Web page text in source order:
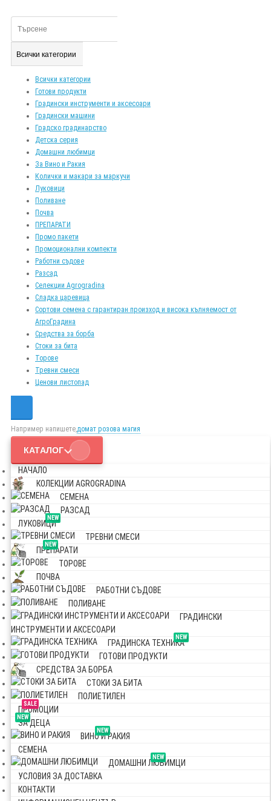
Всички категории
Всички категории
Готови продукти
Градински инструменти и аксесоари
Градински машини
Градско градинарство
Детска серия
Домашни любимци
За Вино и Ракия
Колички и макари за маркучи
Луковици
Поливане
Почва
ПРЕПАРАТИ
Промо пакети
Промоционални компекти
Работни съдове
Разсад
Селекции Agrogradina
Сладка царевица
Сортови семена с гарантиран произход и висока кълняемост от
АгроГрадина
Средства за борба
Стоки за бита
Торове
Тревни смеси
Ценови листопад
Например напишете,домат розова магия
КАТАЛОГ
НАЧАЛО
КОЛЕКЦИИ AGROGRADINA
СЕМЕНА
РАЗСАД
NEW
ЛУКОВИЦИ
ТРЕВНИ СМЕСИ
NEW
ПРЕПАРАТИ
ТОРОВЕ
ПОЧВА
РАБОТНИ СЪДОВЕ
ПОЛИВАНЕ
ГРАДИНСКИ
ИНСТРУМЕНТИ И АКСЕСОАРИ
NEW
ГРАДИНСКА ТЕХНИКА
ГОТОВИ ПРОДУКТИ
СРЕДСТВА ЗА БОРБА
СТОКИ ЗА БИТА
ПОЛИЕТИЛЕН
SALE
ПРОМОЦИИ
NEW
ЗА ДЕЦА
NEW
ВИНО И РАКИЯ
СЕМЕНА
NEW
ДОМАШНИ ЛЮБИМЦИ
УСЛОВИЯ ЗА ДОСТАВКА
КОНТАКТИ